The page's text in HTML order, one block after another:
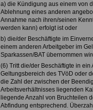
a) die Kündigung aus einem von
Ablehnung eines anderen
Annahme nach ihren/seinen
werden kann) erfolgt ist oder
b) die/der Beschäftigte im
einem anderen Arbeitgeber im
Sparkassen/BAT übernommen
(6) Tritt die/der Beschäftigte in
Geltungsbereich des TVöD oder
die Zahl der zwischen der
Arbeitsverhältnisses liegenden
liegende Anzahl von Bruchteilen
Abfindung entsprechend.